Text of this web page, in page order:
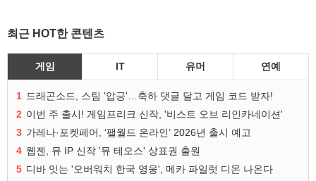
최근 HOT한 콘텐츠
게임 IT 유머 연예
1 드래곤소드, 스팀 '압긍'…축하 댓글 달고 게임 코드 받자!
2 이번 주 출시! 게임프리크 신작, '비스트 오브 리인카네이션'
3 가레나·포켓페어, ‘팰월드 온라인’ 2026년 출시 예고
4 웹젠, 뮤 IP 신작 '뮤 테오스' 상표권 출원
5 디바 잇는 '오버워치 한국 영웅', 메카 파일럿 디몬 나온다